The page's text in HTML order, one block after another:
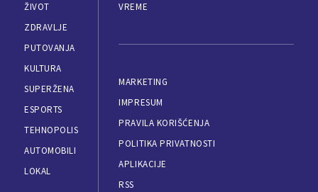
ŽIVOT
ZDRAVLJE
PUTOVANJA
KULTURA
SUPERŽENA
ESPORTS
TEHNOPOLIS
AUTOMOBILI
LOKAL
VREME
MARKETING
IMPRESUM
PRAVILA KORIŠĆENJA
POLITIKA PRIVATNOSTI
APLIKACIJE
RSS